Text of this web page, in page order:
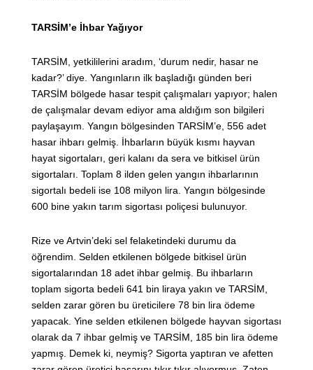
TARSİM’e İhbar Yağıyor
TARSİM, yetkililerini aradım, ‘durum nedir, hasar ne
kadar?’ diye. Yangınların ilk başladığı günden beri
TARSİM bölgede hasar tespit çalışmaları yapıyor; halen
de çalışmalar devam ediyor ama aldığım son bilgileri
paylaşayım. Yangın bölgesinden TARSİM’e, 556 adet
hasar ihbarı gelmiş. İhbarların büyük kısmı hayvan
hayat sigortaları, geri kalanı da sera ve bitkisel ürün
sigortaları. Toplam 8 ilden gelen yangın ihbarlarının
sigortalı bedeli ise 108 milyon lira. Yangın bölgesinde
600 bine yakın tarım sigortası poliçesi bulunuyor.
Rize ve Artvin’deki sel felaketindeki durumu da
öğrendim. Selden etkilenen bölgede bitkisel ürün
sigortalarından 18 adet ihbar gelmiş. Bu ihbarların
toplam sigorta bedeli 641 bin liraya yakın ve TARSİM,
selden zarar gören bu üreticilere 78 bin lira ödeme
yapacak. Yine selden etkilenen bölgede hayvan sigortası
olarak da 7 ihbar gelmiş ve TARSİM, 185 bin lira ödeme
yapmış. Demek ki, neymiş? Sigorta yaptıran ve afetten